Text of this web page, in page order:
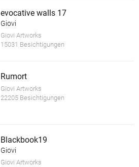
evocative walls 17
Giovi
Giovi Artworks
15031 Besichtigungen
Rumort
Giovi Artworks
22205 Besichtigungen
Blackbook19
Giovi
Giovi Artworks